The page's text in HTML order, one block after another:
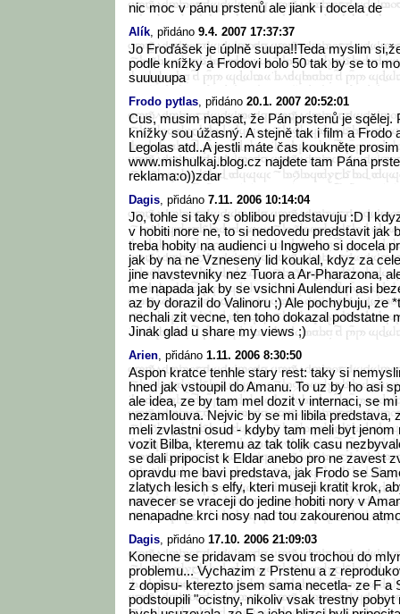
nic moc v pánu prstenů ale jiank i docela de
Alík, přidáno 9.4. 2007 17:37:37
Jo Froďášek je úplně suupa!!Teda myslim
podle knížky a Frodovi bolo 50 tak by se to
suuuuupa
Frodo pytlas, přidáno 20.1. 2007 20:52:01
Cus, musim napsat, že Pán prstenů je sqělej.
knížky sou úžasný. A stejně tak i film a Frodo
Legolas atd..A jestli máte čas koukněte
www.mishulkaj.blog.cz najdete tam Pána
reklama:o))zdar
Dagis, přidáno 7.11. 2006 10:14:04
Jo, tohle si taky s oblibou predstavuju :D I
v hobiti nore ne, to si nedovedu predstavit jak
treba hobity na audienci u Ingweho si docela
jak by na ne Vzneseny lid koukal, kdyz za
jine navstevniky nez Tuora a Ar-Pharazona,
me napada jak by se vsichni Aulenduri asi
az by dorazil do Valinoru ;) Ale pochybuju, ze
nechali zit vecne, ten toho dokazal podstatne
Jinak glad u share my views ;)
Arien, přidáno 1.11. 2006 8:30:50
Aspon kratce tenhle stary rest: taky si
hned jak vstoupil do Amanu. To uz by ho asi
ale idea, ze by tam mel dozit v internaci, se
nezamlouva. Nejvic by se mi libila predstava,
meli zvlastni osud - kdyby tam meli byt jenom
vozit Bilba, kteremu az tak tolik casu
se dali pripocist k Eldar anebo pro ne zavest
opravdu me bavi predstava, jak Frodo se
zlatych lesich s elfy, kteri museji kratit krok,
navecer se vraceji do jedine hobiti nory v
nenapadne krci nosy nad tou zakourenou
Dagis, přidáno 17.10. 2006 21:09:03
Konecne se pridavam se svou trochou do
problemu... Vychazim z Prstenu a z
z dopisu- kterezto jsem sama necetla- ze F a
podstoupili "ocistny, nikoliv vsak trestny pobyt